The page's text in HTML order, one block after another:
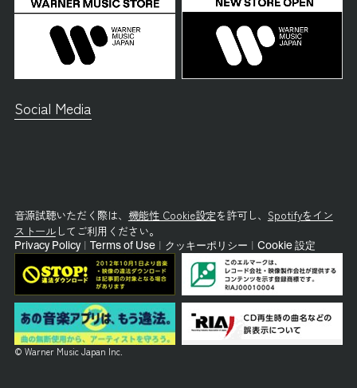
Social Media
音源試聴いただく際は、 機能性 Cookie設定を許可し、 Spotifyをイン
ストールしてご利用ください。
Privacy Policy Terms of Use クッキーポリシー Cookie 設定
© Warner Music Japan Inc.